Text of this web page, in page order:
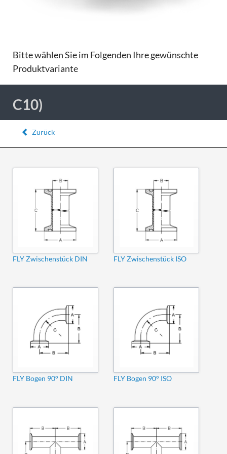
Bitte wählen Sie im Folgenden Ihre gewünschte
Produktvariante
C10)
Zurück
FLY Zwischenstück DIN FLY Zwischenstück ISO
FLY Bogen 90° DIN FLY Bogen 90° ISO